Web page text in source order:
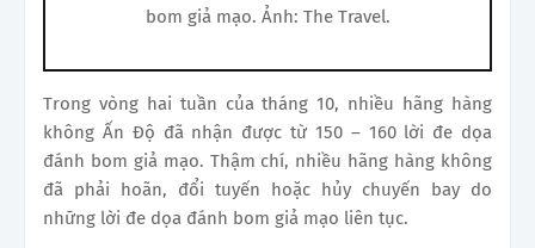
bom giả mạo. Ảnh: The Travel.
Trong vòng hai tuần của tháng 10, nhiều hãng hàng
không Ấn Độ đã nhận được từ 150 – 160 lời đe dọa
đánh bom giả mạo. Thậm chí, nhiều hãng hàng không
đã phải hoãn, đổi tuyến hoặc hủy chuyến bay do
những lời đe dọa đánh bom giả mạo liên tục.